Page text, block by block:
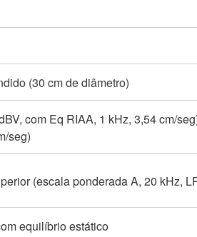
(30 cm de diâmetro)
com Eq RIAA, 1 kHz, 3,54 cm/
seg)
(escala ponderada A, 20 kHz,
equilíbrio estático